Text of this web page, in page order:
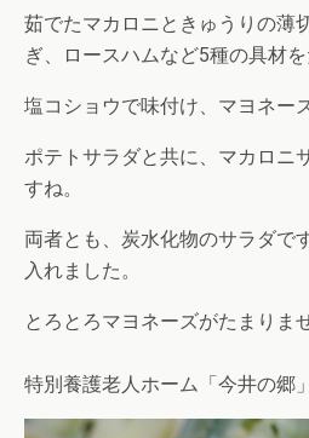
茹でたマカロニときゅうりの薄
ぎ、ロースハムなど5種の具材
塩コショウで味付け、マヨネー
ポテトサラダと共に、マカロニ
すね。
両者とも、炭水化物のサラダで
入れました。
とろとろマヨネーズがたまりま
特別養護老人ホーム「今井の郷